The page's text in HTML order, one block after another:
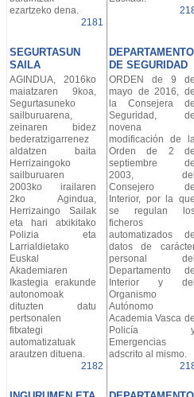
ezartzeko dena.
2181
SEGURTASUN
SAILA
DEPARTAMENTO
DE SEGURIDAD
AGINDUA, 2016ko
maiatzaren 9koa,
Segurtasuneko
sailburuarena,
zeinaren bidez
bederatzigarrenez
aldatzen baita
Herrizaingoko
sailburuaren
2003ko irailaren
2ko Agindua,
Herrizaingo Sailak
eta hari atxikitako
Polizia eta
Larrialdietako
Euskal
Akademiaren
Ikastegia erakunde
autonomoak
dituzten datu
pertsonalen
fitxategi
automatizatuak
arautzen dituena.
2182
ORDEN de 9 de
mayo de 2016, de
la Consejera de
Seguridad, de
novena
modificación de
Orden de 2 de
septiembre de
2003, del
Consejero de
Interior, por la que
se regulan
ficheros
automatizados de
datos de
personal del
Departamento de
Interior y del
Organismo
Autónomo
Academia Vasca de
Policía
Emergencias
adscrito al mismo.